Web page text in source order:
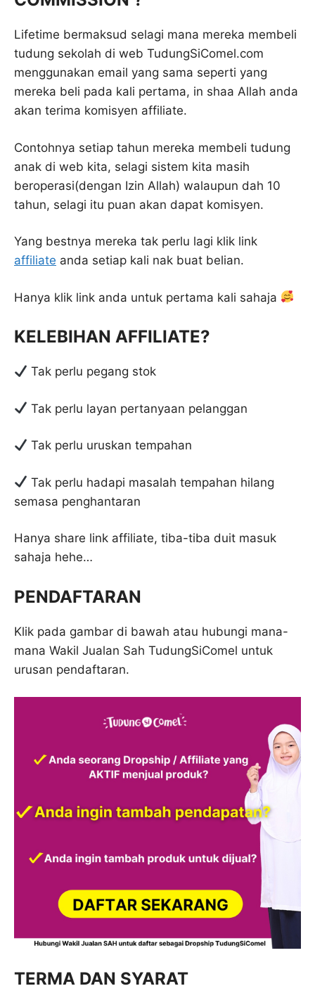
Lifetime bermaksud selagi mana mereka membeli
tudung sekolah di web TudungSiComel.com
menggunakan email yang sama seperti yang
mereka beli pada kali pertama, in shaa Allah anda
akan terima komisyen affiliate.
Contohnya setiap tahun mereka membeli tudung
anak di web kita, selagi sistem kita masih
beroperasi(dengan Izin Allah) walaupun dah 10
tahun, selagi itu puan akan dapat komisyen.
Yang bestnya mereka tak perlu lagi klik link
affiliate anda setiap kali nak buat belian.
Hanya klik link anda untuk pertama kali sahaja
KELEBIHAN AFFILIATE?
Tak perlu pegang stok
Tak perlu layan pertanyaan pelanggan
Tak perlu uruskan tempahan
Tak perlu hadapi masalah tempahan hilang
semasa penghantaran
Hanya share link affiliate, tiba-tiba duit masuk
sahaja hehe…
PENDAFTARAN
Klik pada gambar di bawah atau hubungi mana-
mana Wakil Jualan Sah TudungSiComel untuk
urusan pendaftaran.
TERMA DAN SYARAT